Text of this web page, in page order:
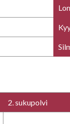
2. sukupolvi